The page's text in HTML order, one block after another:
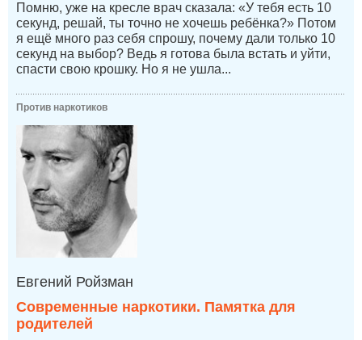
Помню, уже на кресле врач сказала: «У тебя есть 10
секунд, решай, ты точно не хочешь ребёнка?» Потом
я ещё много раз себя спрошу, почему дали только 10
секунд на выбор? Ведь я готова была встать и уйти,
спасти свою крошку. Но я не ушла...
Против наркотиков
Евгений Ройзман
Современные наркотики. Памятка для
родителей